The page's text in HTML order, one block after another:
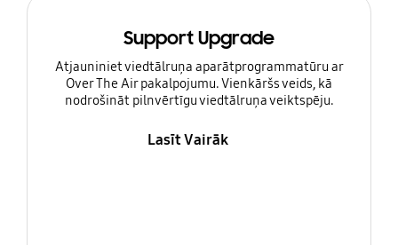
Support Upgrade
Atjauniniet viedtālruņa aparātprogrammatūru ar
Over The Air pakalpojumu. Vienkāršs veids, kā
nodrošināt pilnvērtīgu viedtālruņa veiktspēju.
Lasīt Vairāk